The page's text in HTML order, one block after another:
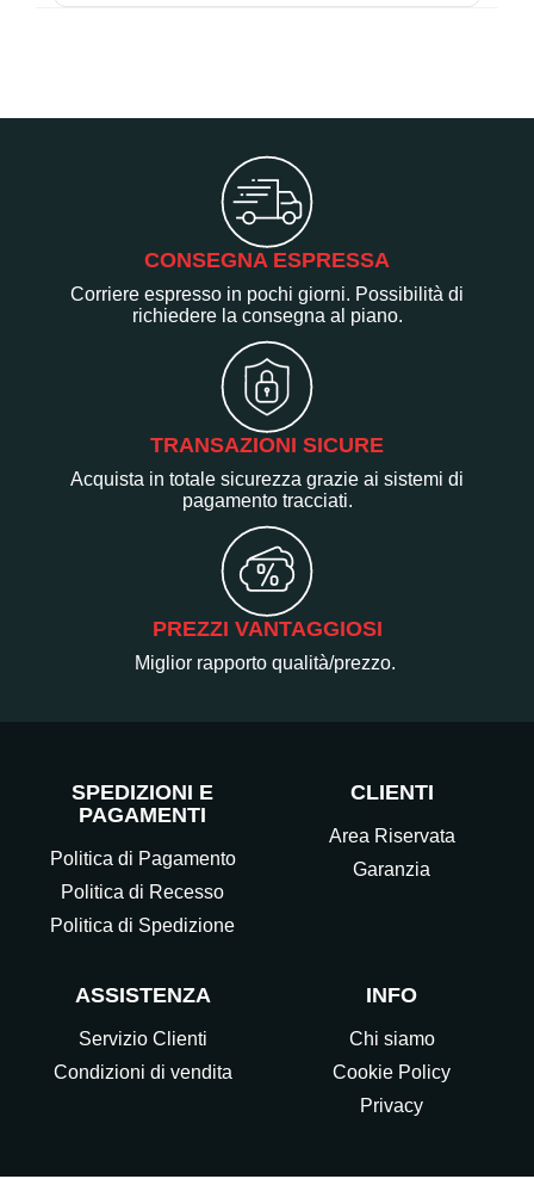
CONSEGNA ESPRESSA
Corriere espresso in pochi giorni. Possibilità di
richiedere la consegna al piano.
TRANSAZIONI SICURE
Acquista in totale sicurezza grazie ai sistemi di
pagamento tracciati.
PREZZI VANTAGGIOSI
Miglior rapporto qualità/prezzo.
SPEDIZIONI E
PAGAMENTI
Politica di Pagamento
Politica di Recesso
Politica di Spedizione
CLIENTI
Area Riservata
Garanzia
ASSISTENZA
Servizio Clienti
Condizioni di vendita
INFO
Chi siamo
Cookie Policy
Privacy